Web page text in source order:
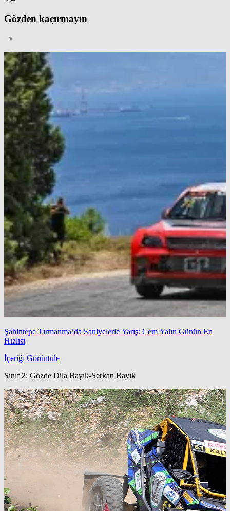
Gözden kaçırmayın
–>
Şahintepe Tırmanma’da Saniyelerle Yarış: Cem Yalın Günün En
Hızlısı
İçeriği Görüntüle
Sınıf 2: Gözde Dila Bayık‑Serkan Bayık